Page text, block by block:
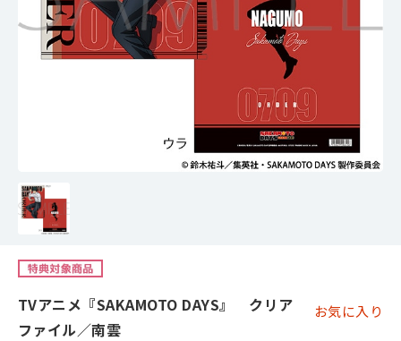
TVアニメ『SAKAMOTO DAYS』 クリア
ファイル／南雲
お気に入り